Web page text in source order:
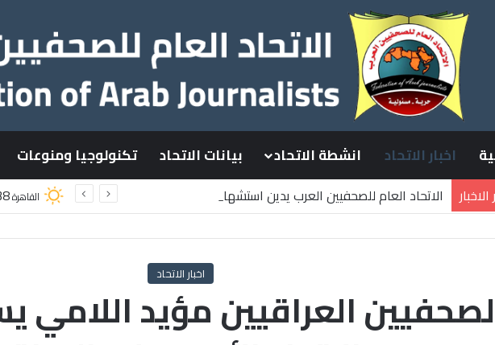
اخبار الاتحاد انشطة الاتحاد بيانات الاتحاد تكنولوجيا ومنوعات
الاتحاد العام للصحفيين العرب يدين استشهاد
القاهرة
اخبار الاتحاد
العراقيين مؤيد اللامي